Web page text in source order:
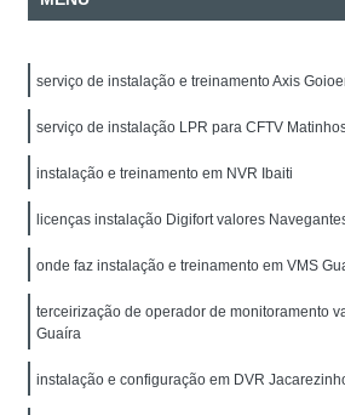
Instalação e Manutenção de Commbox
Fotovoltaico
Elétrica
Manutenção de Energia
Manutenção de Energia Solar Paraná
Projeto Elétrico
Projeto SPDA
DSC
Alarme Fibra
Empresa de Segurança
de Sistemas de Alarmes de Intrusão
Manutenção de Segurança
serviço de instalação e treinamento Axis
serviço de instalação LPR para CFTV
instalação e treinamento em NVR Ibaiti
licenças instalação Digifort valores
onde faz instalação e treinamento em VMS
terceirização de operador de monitoramento
Guaíra
instalação e configuração em DVR